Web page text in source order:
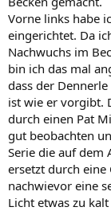
Vorne links habe
eingerichtet. Da
Nachwuchs im
bin ich das mal
dass der
ist wie er vorgibt.
durch einen Pat
gut beobachten
Serie die auf dem
ersetzt durch eine
nachwievor eine
Licht etwas zu